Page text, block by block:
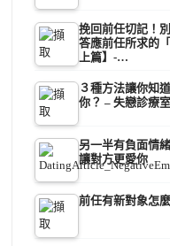
挽回前任切記！
答應前任所求的
上篇】-…
３種方法讓你知
你？ – 失戀診療
另一半有負面情
讓對方更愛你
前任有新對象怎